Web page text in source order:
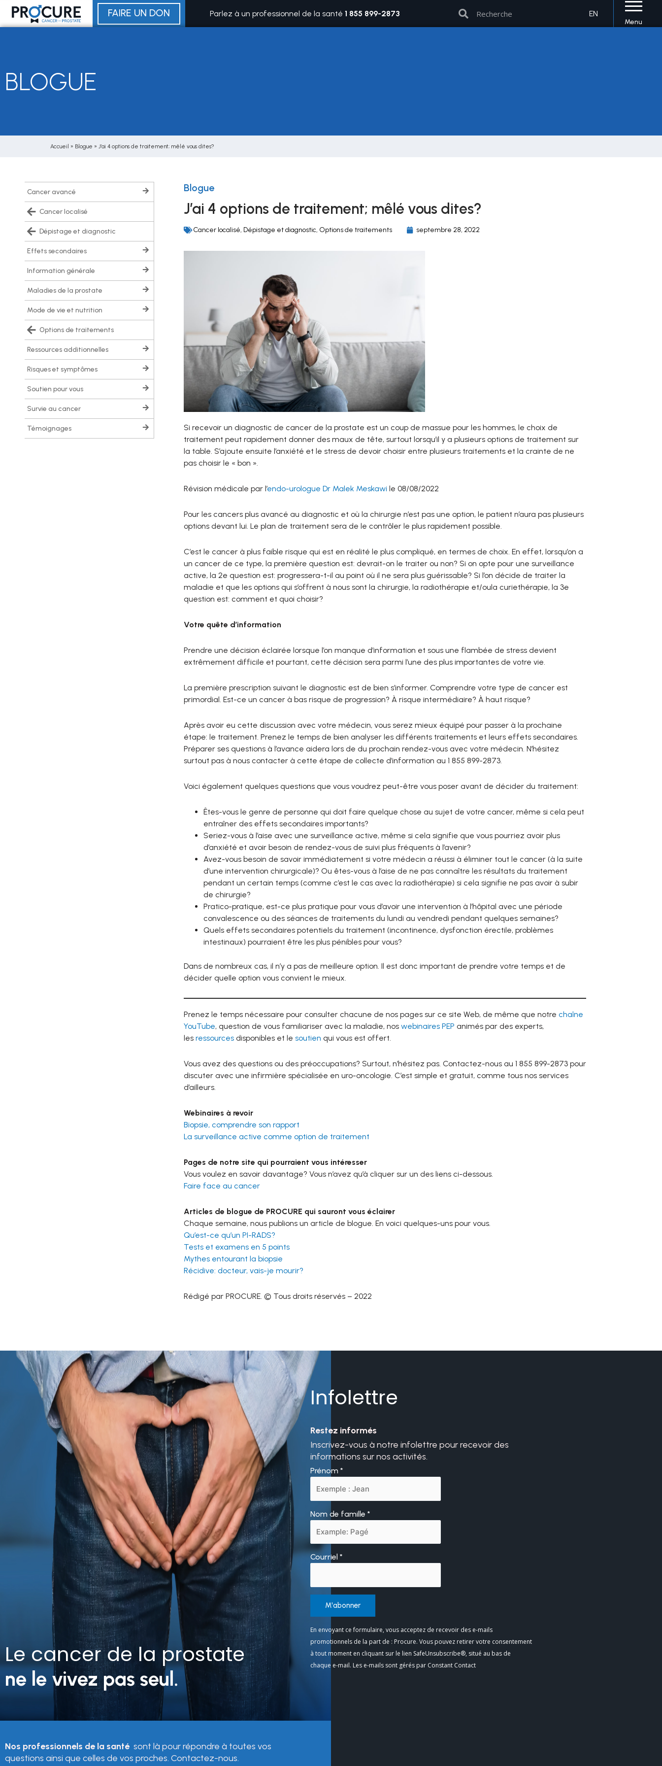
Aller
contenu
FAIRE UN DON Parlez à un professionnel de la santé1 855 899-2873 EN
Menu
BLOGUE
Accueil » Blogue » J’ai 4 options de traitement; mêlé vous dites?
cancer avancé
cancer localisé
dépistage et diagnostic
effets secondaires
information générale
maladies de la prostate
mode de vie et nutrition
options de traitements
ressources additionnelles
risques et symptômes
soutien pour vous
survie au cancer
témoignages
Blogue
J’ai 4 options de traitement; mêlé vous dites?
Cancer localisé, Dépistage et diagnostic, Options de traitements septembre 28, 2022
Si recevoir un diagnostic de cancer de la prostate est un coup de massue pour les hommes, le choix de
traitement peut rapidement donner des maux de tête, surtout lorsqu’il y a plusieurs options de traitement sur
la table. S’ajoute ensuite l’anxiété et le stress de devoir choisir entre plusieurs traitements et la crainte de ne
pas choisir le « bon ».
Révision médicale par l’endo-urologue Dr Malek Meskawi le 08/08/2022
Pour les cancers plus avancé au diagnostic et où la chirurgie n’est pas une option, le patient n’aura pas plusieurs
options devant lui. Le plan de traitement sera de le contrôler le plus rapidement possible.
C’est le cancer à plus faible risque qui est en réalité le plus compliqué, en termes de choix. En effet, lorsqu’on a
un cancer de ce type, la première question est: devrait-on le traiter ou non? Si on opte pour une surveillance
active, la 2e question est: progressera-t-il au point où il ne sera plus guérissable? Si l’on décide de traiter la
maladie et que les options qui s’offrent à nous sont la chirurgie, la radiothérapie et/oula curiethérapie, la 3e
question est: comment et quoi choisir?
Votre quête d’information
Prendre une décision éclairée lorsque l’on manque d’information et sous une flambée de stress devient
extrêmement difficile et pourtant, cette décision sera parmi l’une des plus importantes de votre vie.
La première prescription suivant le diagnostic est de bien s’informer. Comprendre votre type de cancer est
primordial. Est-ce un cancer à bas risque de progression? À risque intermédiaire? À haut risque?
Après avoir eu cette discussion avec votre médecin, vous serez mieux équipé pour passer à la prochaine
étape: le traitement. Prenez le temps de bien analyser les différents traitements et leurs effets secondaires.
Préparer ses questions à l’avance aidera lors de du prochain rendez-vous avec votre médecin. N’hésitez
surtout pas à nous contacter à cette étape de collecte d’information au 1 855 899-2873.
Voici également quelques questions que vous voudrez peut-être vous poser avant de décider du traitement:
Êtes-vous le genre de personne qui doit faire quelque chose au sujet de votre cancer, même si cela peut
entraîner des effets secondaires importants?
Seriez-vous à l’aise avec une surveillance active, même si cela signifie que vous pourriez avoir plus
d’anxiété et avoir besoin de rendez-vous de suivi plus fréquents à l’avenir?
Avez-vous besoin de savoir immédiatement si votre médecin a réussi à éliminer tout le cancer (à la suite
d’une intervention chirurgicale)? Ou êtes-vous à l’aise de ne pas connaître les résultats du traitement
pendant un certain temps (comme c’est le cas avec la radiothérapie) si cela signifie ne pas avoir à subir
de chirurgie?
Pratico-pratique, est-ce plus pratique pour vous d’avoir une intervention à l’hôpital avec une période
convalescence ou des séances de traitements du lundi au vendredi pendant quelques semaines?
Quels effets secondaires potentiels du traitement (incontinence, dysfonction érectile, problèmes
intestinaux) pourraient être les plus pénibles pour vous?
Dans de nombreux cas, il n’y a pas de meilleure option. Il est donc important de prendre votre temps et de
décider quelle option vous convient le mieux.
Prenez le temps nécessaire pour consulter chacune de nos pages sur ce site Web, de même que notre chaîne
YouTube, question de vous familiariser avec la maladie, nos webinaires PEP animés par des experts,
les ressourcesdisponibles et le soutien qui vous est offert.
Vous avez des questions ou des préoccupations? Surtout, n’hésitez pas. Contactez-nous au 1 855 899-2873 pour
discuter avec une infirmière spécialisée en uro-oncologie. C’est simple et gratuit, comme tous nos services
d’ailleurs.
Webinaires à revoir
Biopsie, comprendre son rapport
La surveillance active comme option de traitement
Pages de notre site qui pourraient vous intéresser
Vous voulez en savoir davantage? Vous n’avez qu’à cliquer sur un des liens ci-dessous.
Faire face au cancer
Articles de blogue de PROCURE qui sauront vous éclairer
Chaque semaine, nous publions un article de blogue. En voici quelques-uns pour vous.
Qu’est-ce qu’un PI-RADS?
Tests et examens en 5 points
Mythes entourant la biopsie
Récidive: docteur, vais-je mourir?
Rédigé par PROCURE. © Tous droits réservés – 2022
Le cancer de la prostate
ne le vivez pas seul.
Infolettre
Restez informés
Inscrivez-vous à notre infolettre pour recevoir des
informations sur nos activités.
Prénom *
Nom de famille *
Courriel *
Constant
Contact
Use.
Please
En envoyant ce formulaire, vous acceptez de recevoir des e-mails
promotionnels de la part de : Procure. Vous pouvez retirer votre consentement
à tout moment en cliquant sur le lien SafeUnsubscribe®, situé au bas de
chaque e-mail. Les e-mails sont gérés par Constant Contact
Nos professionnels de la santé sont là pour répondre à toutes vos
questions ainsi que celles de vos proches. Contactez-nous.